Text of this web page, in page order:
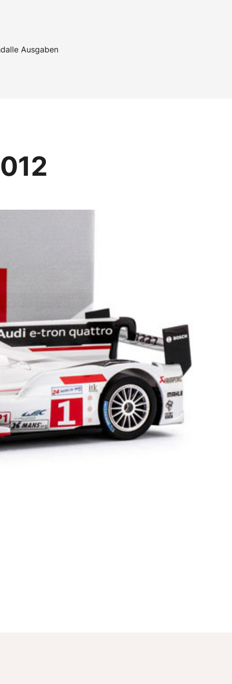
alle Ausgaben